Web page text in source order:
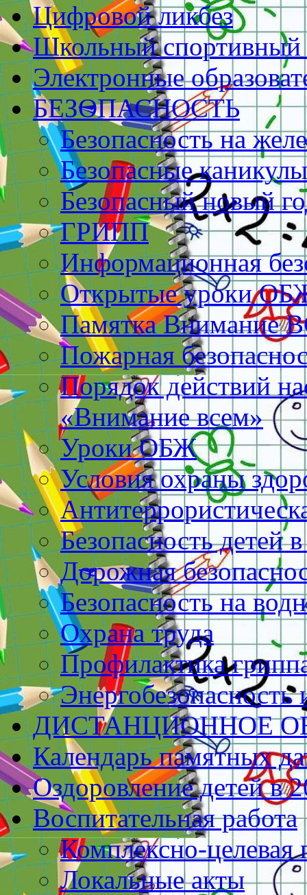
Цифровой ликбез
Школьный спортивный
Электронные
БЕЗОПАСНОСТЬ
Безопасность на
Безопасные
Безопасный новый
ГРИПП
Информационная
Открытые уроки
Памятка Внимание
Пожарная
Порядок действий
«Внимание всем»
Уроки ОБЖ
Условия охраны
Безопасность детей
Дорожная
Безопасность на
Охрана труда
Профилактика
Энергобезопасность
ДИСТАНЦИОННОЕ
Календарь памятных
Оздоровление детей в
Воспитательная работа
Комплексно-
Локальные акты